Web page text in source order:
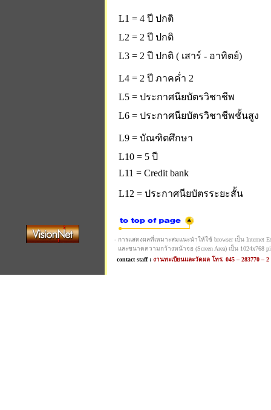
L1 = 4 ปี ปกติ
L2 = 2 ปี ปกติ
L3 = 2 ปี ปกติ ( เสาร์ - อาทิตย์)
L4 = 2 ปี ภาคค่ำ 2
L5 = ประกาศนียบัตรวิชาชีพ
L6 = ประกาศนียบัตรวิชาชีพชั้นสูง
L9 = บัณฑิตศึกษา
L10 = 5 ปี
L11 = Credit bank
L12 = ประกาศนียบัตรระยะสั้น
- การแสดงผลที่เหมาะสมแนะนำให้ใช้ browser เป็น Internet
และขนาดความกว้างหน้าจอ (Screen Area) เป็น 1024x768
contact staff : งานทะเบียนและวัดผล โทร. 045 – 283770 – 2